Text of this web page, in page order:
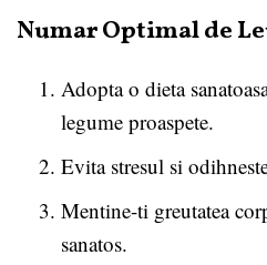
Numar Optimal de
Adopta o dieta
legume proaspete.
Evita stresul si
Mentine-ti greutatea
sanatos.